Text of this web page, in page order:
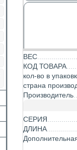
ВЕС
КОД ТОВАРА
кол-во в
страна
Производитель
СЕРИЯ
ДЛИНА